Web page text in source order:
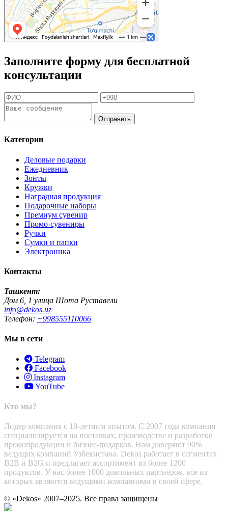
Заполните форму для бесплатной
консультации
Отправить
Категории
Деловые подарки
Ежедневник
Зонты
Кружки
Наградная продукция
Подарочные наборы
Премиум сувенир
Промо-сувениры
Ручки
Сумки и папки
Электроника
Контакты
Ташкент:
Дом 6, 1 улица Шота Руставели
info@dekos.uz
Телефон: +998555110066
Мы в сети
Telegram
Facebook
Instagram
YouTube
Кто мы?
Лидер компания с 18-летним опытом. С 2007 года компания
специализируется на поставках, производстве и разработке
промопродукции и бизнес-подарков. Нам доверяют 90%
ведущих компаний Узбекистана. Dekos работает в сегментах
B2B и B2G и предлагает ассортимент из более 1200
продуктов. У нас более 1000 довольных партнёров, все из
которых являются ведущими компаниями в своей сфере.
© «Dekos» 2007–2025. Все права защищены